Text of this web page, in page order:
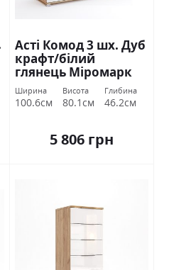
Асті Комод 3 шх. Дуб
крафт/білий
глянець Міромарк
Ширина
100.6см
Висота
80.1см
Глибина
46.2см
5 806 грн